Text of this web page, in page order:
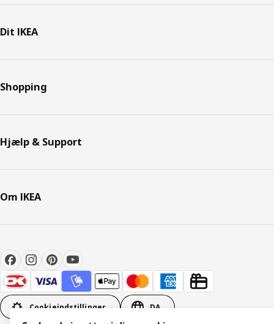
Dit IKEA
Shopping
Hjælp & Support
Om IKEA
Cookieindstillinger DA